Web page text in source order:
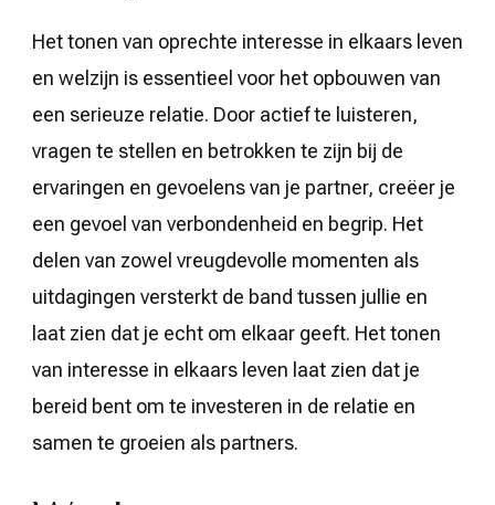
Het tonen van oprechte interesse in elkaars leven
en welzijn is essentieel voor het opbouwen van
een serieuze relatie. Door actief te luisteren,
vragen te stellen en betrokken te zijn bij de
ervaringen en gevoelens van je partner, creëer je
een gevoel van verbondenheid en begrip. Het
delen van zowel vreugdevolle momenten als
uitdagingen versterkt de band tussen jullie en
laat zien dat je echt om elkaar geeft. Het tonen
van interesse in elkaars leven laat zien dat je
bereid bent om te investeren in de relatie en
samen te groeien als partners.